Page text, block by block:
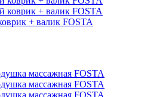
+ валик FOSTA